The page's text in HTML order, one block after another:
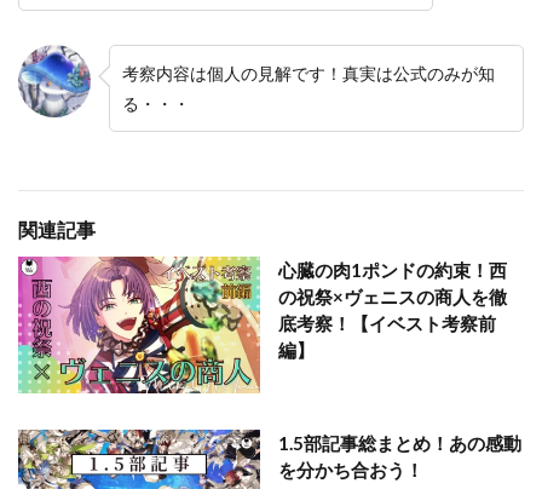
考察内容は個人の見解です！真実は公式のみが知
る・・・
関連記事
心臓の肉1ポンドの約束！西
の祝祭×ヴェニスの商人を徹
底考察！【イベスト考察前
編】
1.5部記事総まとめ！あの感動
を分かち合おう！